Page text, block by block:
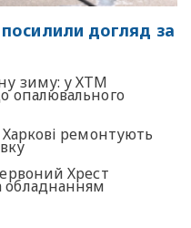
догляд за
зиму: у ХТМ
опалювального
Харкові ремонтують
Хрест
обладнанням